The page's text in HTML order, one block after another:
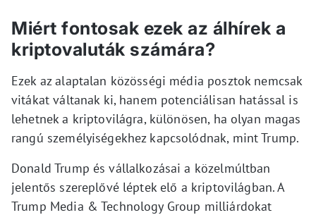
Miért fontosak ezek az álhírek a
kriptovaluták számára?
Ezek az alaptalan közösségi média posztok nemcsak
vitákat váltanak ki, hanem potenciálisan hatással is
lehetnek a kriptovilágra, különösen, ha olyan magas
rangú személyiségekhez kapcsolódnak, mint Trump.
Donald Trump és vállalkozásai a közelmúltban
jelentős szereplővé léptek elő a kriptovilágban. A
Trump Media & Technology Group milliárdokat